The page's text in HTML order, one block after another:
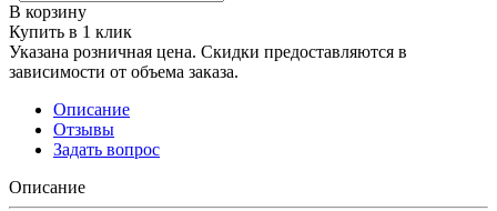
В корзину
Купить в 1 клик
Указана розничная цена. Скидки предоставляются в
зависимости от объема заказа.
Описание
Отзывы
Задать вопрос
Описание